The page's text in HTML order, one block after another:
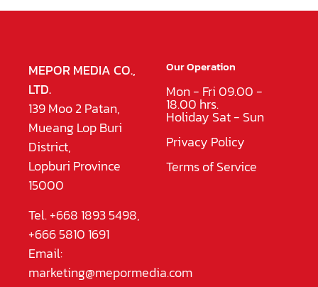
MEPOR MEDIA CO.,
LTD.
139 Moo 2 Patan,
Mueang Lop Buri
District,
Lopburi Province
15000
Tel. +668 1893 5498,
+666 5810 1691
Email:
marketing@mepormedia.com
Our Operation
Mon - Fri 09.00 -
18.00 hrs.
Holiday Sat - Sun
Privacy Policy
Terms of Service